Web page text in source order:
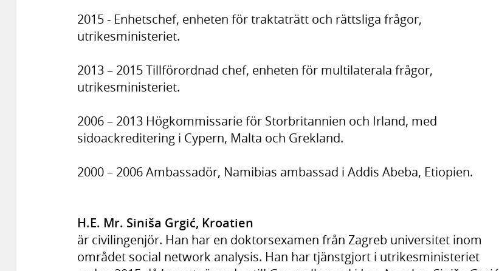
2015 - Enhetschef, enheten för traktaträtt och rättsliga frågor,
utrikesministeriet.
2013 – 2015 Tillförordnad chef, enheten för multilaterala frågor,
utrikesministeriet.
2006 – 2013 Högkommissarie för Storbritannien och Irland, med
sidoackreditering i Cypern, Malta och Grekland.
2000 – 2006 Ambassadör, Namibias ambassad i Addis Abeba, Etiopien.
H.E. Mr. Siniša Grgić, Kroatien
är civilingenjör. Han har en doktorsexamen från Zagreb universitet inom
området social network analysis. Han har tjänstgjort i utrikesministeriet